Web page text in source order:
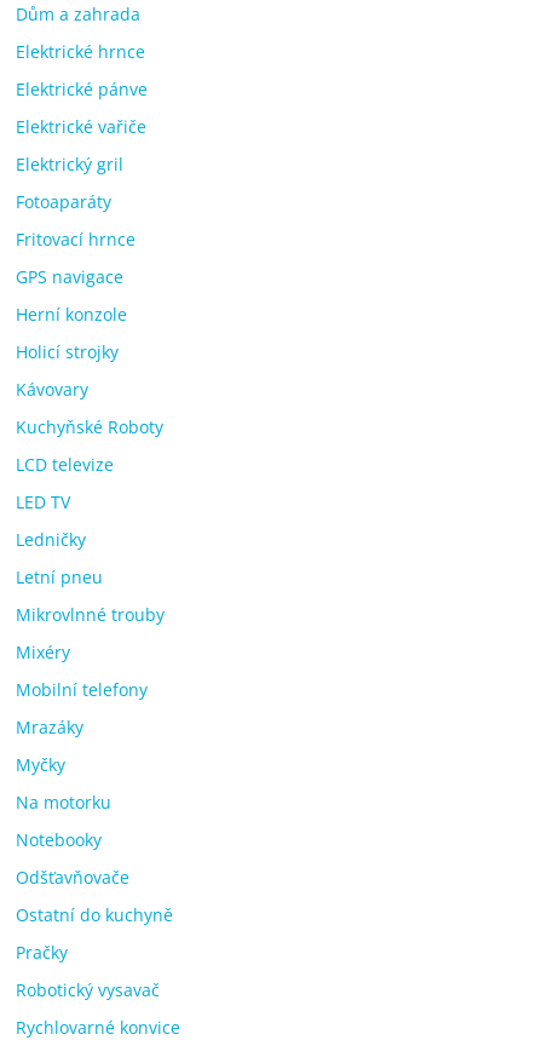
Dům a zahrada
Elektrické hrnce
Elektrické pánve
Elektrické vařiče
Elektrický gril
Fotoaparáty
Fritovací hrnce
GPS navigace
Herní konzole
Holicí strojky
Kávovary
Kuchyňské Roboty
LCD televize
LED TV
Ledničky
Letní pneu
Mikrovlnné trouby
Mixéry
Mobilní telefony
Mrazáky
Myčky
Na motorku
Notebooky
Odšťavňovače
Ostatní do kuchyně
Pračky
Robotický vysavač
Rychlovarné konvice